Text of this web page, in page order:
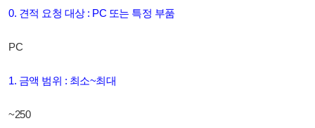
0. 견적 요청 대상 : PC 또는 특정 부품
PC
1. 금액 범위 : 최소~최대
~250